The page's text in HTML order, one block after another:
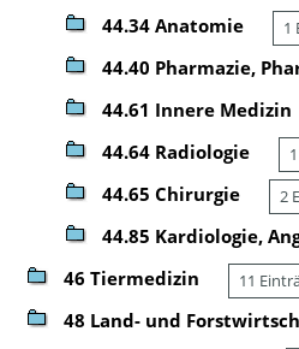
44.34 Anatomie 1
44.40 Pharmazie,
44.61 Innere Medizin
44.64 Radiologie
44.65 Chirurgie 2
44.85 Kardiologie,
46 Tiermedizin 11
48 Land- und